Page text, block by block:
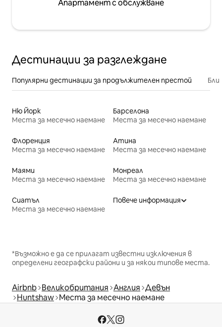
Апартамент с обслужване
Дестинации за разглеждане
Популярни дестинации за продължителен престой
Ню Йорк
Места за месечно наемане
Барселона
Места за месечно наемане
Флоренция
Места за месечно наемане
Атина
Места за месечно наемане
Маями
Места за месечно наемане
Монреал
Места за месечно наемане
Сиатъл
Места за месечно наемане
Повече информация
*Възможно е да се прилагат известни изключения в
определени географски райони и за някои типове места.
Airbnb Великобритания Англия Девън
Huntshaw Места за месечно наемане